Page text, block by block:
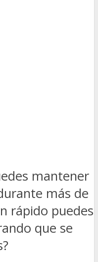
mantener
más de
rápido puedes
que se